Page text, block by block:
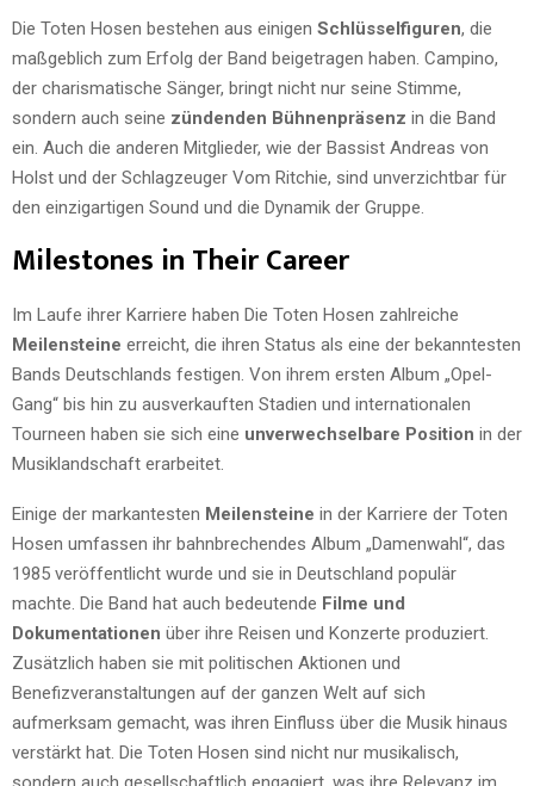
Die Toten Hosen bestehen aus einigen Schlüsselfiguren, die
maßgeblich zum Erfolg der Band beigetragen haben. Campino,
der charismatische Sänger, bringt nicht nur seine Stimme,
sondern auch seine zündenden Bühnenpräsenz in die Band
ein. Auch die anderen Mitglieder, wie der Bassist Andreas von
Holst und der Schlagzeuger Vom Ritchie, sind unverzichtbar für
den einzigartigen Sound und die Dynamik der Gruppe.
Milestones in Their Career
Im Laufe ihrer Karriere haben Die Toten Hosen zahlreiche
Meilensteine erreicht, die ihren Status als eine der bekanntesten
Bands Deutschlands festigen. Von ihrem ersten Album „Opel-
Gang“ bis hin zu ausverkauften Stadien und internationalen
Tourneen haben sie sich eine unverwechselbare Position in der
Musiklandschaft erarbeitet.
Einige der markantesten Meilensteine in der Karriere der Toten
Hosen umfassen ihr bahnbrechendes Album „Damenwahl“, das
1985 veröffentlicht wurde und sie in Deutschland populär
machte. Die Band hat auch bedeutende Filme und
Dokumentationen über ihre Reisen und Konzerte produziert.
Zusätzlich haben sie mit politischen Aktionen und
Benefizveranstaltungen auf der ganzen Welt auf sich
aufmerksam gemacht, was ihren Einfluss über die Musik hinaus
verstärkt hat. Die Toten Hosen sind nicht nur musikalisch,